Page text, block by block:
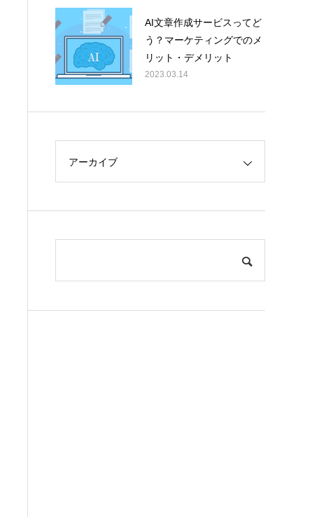
AI文章作成サービスってど
う？マーケティングでのメ
リット・デメリット
2023.03.14
アーカイブ